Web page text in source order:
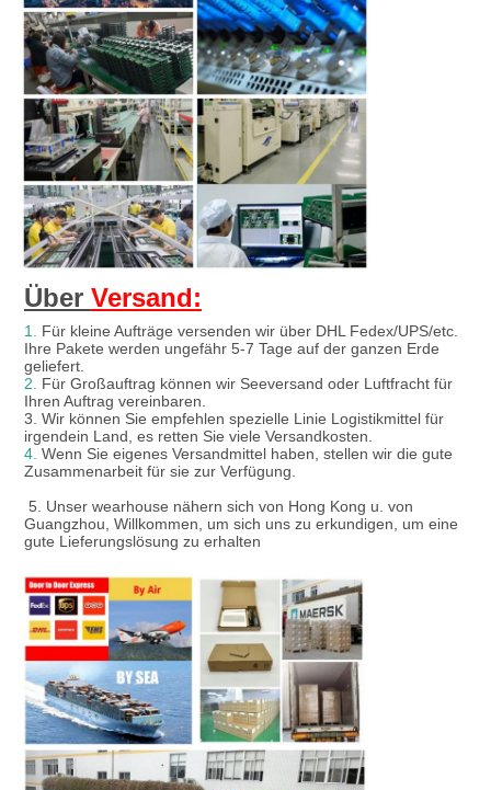
Über Versand:
1. Für kleine Aufträge versenden wir über DHL Fedex/UPS/etc.
Ihre Pakete werden ungefähr 5-7 Tage auf der ganzen Erde
geliefert.
2. Für Großauftrag können wir Seeversand oder Luftfracht für
Ihren Auftrag vereinbaren.
3. Wir können Sie empfehlen spezielle Linie Logistikmittel für
irgendein Land, es retten Sie viele Versandkosten.
4. Wenn Sie eigenes Versandmittel haben, stellen wir die gute
Zusammenarbeit für sie zur Verfügung.
5. Unser wearhouse nähern sich von Hong Kong u. von
Guangzhou, Willkommen, um sich uns zu erkundigen, um eine
gute Lieferungslösung zu erhalten